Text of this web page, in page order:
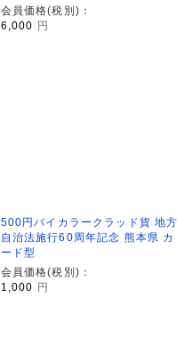
会員価格(税別)：
6,000
円
500円バイカラークラッド貨 地方
自治法施行60周年記念 熊本県 カ
ード型
会員価格(税別)：
1,000 円